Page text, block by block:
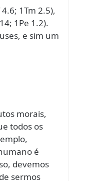
1Tm 2.5),
1Pe 1.2).
e sim um
morais,
todos os
é
devemos
sermos